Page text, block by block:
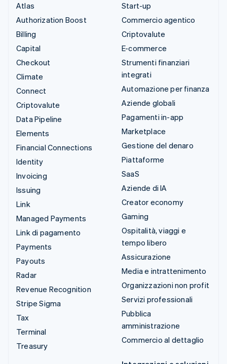
Atlas
Authorization Boost
Billing
Capital
Checkout
Climate
Connect
Criptovalute
Data Pipeline
Elements
Financial Connections
Identity
Invoicing
Issuing
Link
Managed Payments
Link di pagamento
Payments
Payouts
Radar
Revenue Recognition
Stripe Sigma
Tax
Terminal
Treasury
Start-up
Commercio agentico
Criptovalute
E-commerce
Strumenti finanziari
integrati
Automazione per finanza
Aziende globali
Pagamenti in-app
Marketplace
Gestione del denaro
Piattaforme
SaaS
Aziende di IA
Creator economy
Gaming
Ospitalità, viaggi e
tempo libero
Assicurazione
Media e intrattenimento
Organizzazioni non profit
Servizi professionali
Pubblica
amministrazione
Commercio al dettaglio